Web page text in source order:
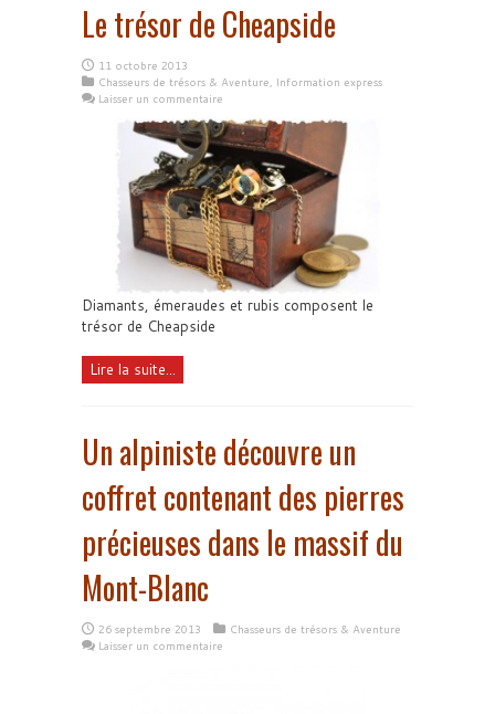
Le trésor de Cheapside
11 octobre 2013
Chasseurs de trésors & Aventure, Information express
Laisser un commentaire
Diamants, émeraudes et rubis composent le
trésor de Cheapside
Lire la suite...
Un alpiniste découvre un
coffret contenant des pierres
précieuses dans le massif du
Mont-Blanc
26 septembre 2013
Chasseurs de trésors & Aventure
Laisser un commentaire